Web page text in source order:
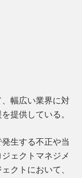
幅広い業界に対
提供している。
生する不正や当
ェクトマネジメ
クトにおいて、